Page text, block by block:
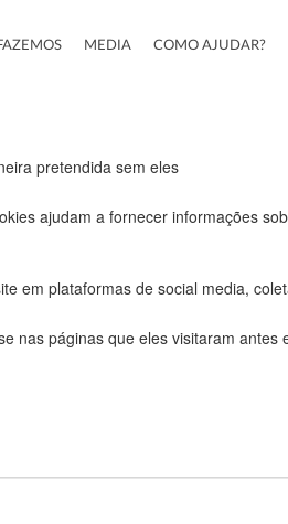
de navegação e acesso a
pretendida sem eles
ajudam a fornecer informações
em plataformas de social media,
páginas que eles visitaram
MEDIA COMO AJUDAR?